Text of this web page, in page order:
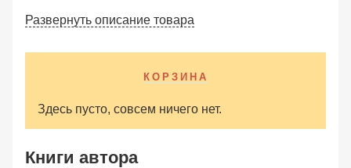
Развернуть описание товара
КОРЗИНА
Здесь пусто, совсем ничего нет.
Книги автора